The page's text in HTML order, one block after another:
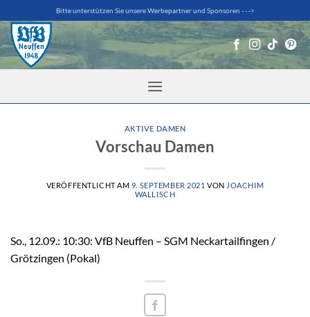
Inhalt
springen
Bitte unterstützen Sie unsere Werbepartner und Sponsoren - - ->
AKTIVE DAMEN
Vorschau Damen
VERÖFFENTLICHT AM 9. SEPTEMBER 2021 VON JOACHIM
WALLISCH
So., 12.09.: 10:30: VfB Neuffen – SGM Neckartailfingen /
Grötzingen (Pokal)